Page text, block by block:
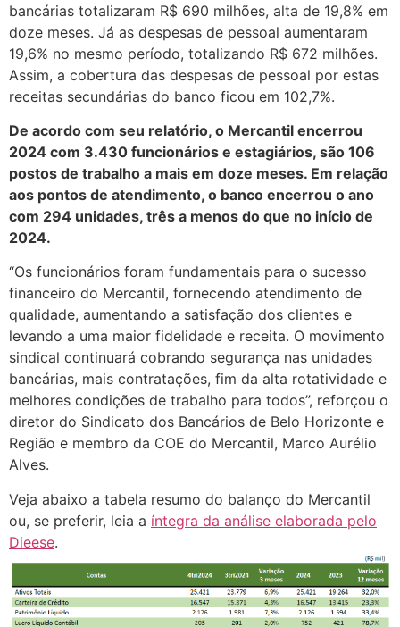
bancárias totalizaram R$ 690 milhões, alta de 19,8% em
doze meses. Já as despesas de pessoal aumentaram
19,6% no mesmo período, totalizando R$ 672 milhões.
Assim, a cobertura das despesas de pessoal por estas
receitas secundárias do banco ficou em 102,7%.
De acordo com seu relatório, o Mercantil encerrou
2024 com 3.430 funcionários e estagiários, são 106
postos de trabalho a mais em doze meses. Em relação
aos pontos de atendimento, o banco encerrou o ano
com 294 unidades, três a menos do que no início de
2024.
“Os funcionários foram fundamentais para o sucesso
financeiro do Mercantil, fornecendo atendimento de
qualidade, aumentando a satisfação dos clientes e
levando a uma maior fidelidade e receita. O movimento
sindical continuará cobrando segurança nas unidades
bancárias, mais contratações, fim da alta rotatividade e
melhores condições de trabalho para todos”, reforçou o
diretor do Sindicato dos Bancários de Belo Horizonte e
Região e membro da COE do Mercantil, Marco Aurélio
Alves.
Veja abaixo a tabela resumo do balanço do Mercantil
ou, se preferir, leia a íntegra da análise elaborada pelo
Dieese.